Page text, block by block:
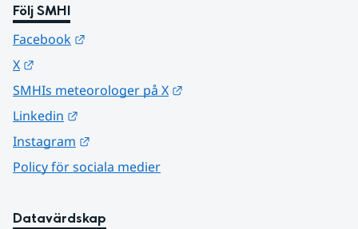
Följ SMHI
Facebook
X
SMHIs meteorologer på X
Linkedin
Instagram
Policy för sociala medier
Datavärdskap